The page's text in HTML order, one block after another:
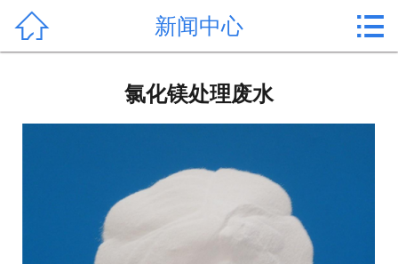
公司简介
氯化镁价格
 新闻中心 
氯化镁处理废水